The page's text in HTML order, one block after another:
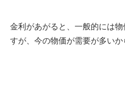
金利があがると、一般的には
すが、今の物価が需要が多いか